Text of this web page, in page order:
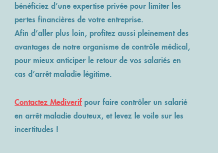
bénéficiez d’une expertise privée pour limiter les
pertes financières de votre entreprise.
Afin d’aller plus loin, profitez aussi pleinement des
avantages de notre organisme de contrôle médical,
pour mieux anticiper le retour de vos salariés en
cas d’arrêt maladie légitime.
Contactez Mediverif pour faire contrôler un salarié
en arrêt maladie douteux, et levez le voile sur les
incertitudes !